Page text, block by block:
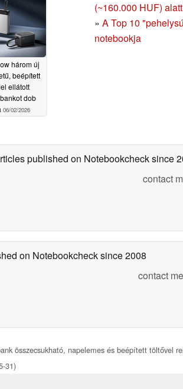
(~160.000 HUF) alatt
» A Top 10
notebookja
három új
beépített
ellátott
dob
06/02/2026
published on Notebookchecksince
contact
on Notebookchecksince 2008
contact
összecsukható, napelemes és beépített töltővel
31)